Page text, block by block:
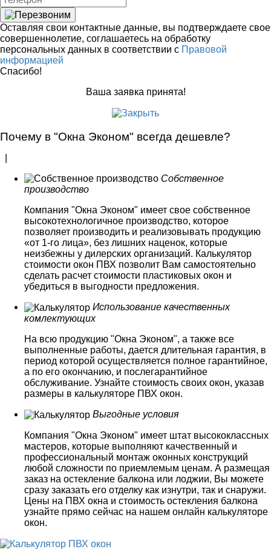
Оставляя свои контактные данные, вы подтверждаете свое
совершеннолетие, соглашаетесь на обработку
персональных данных в соответствии с Правовой
информацией
Спасибо!
Ваша заявка принята!
Почему в "Окна Эконом" всегда дешевле?
Собственное
производство
Компания "Окна Эконом" имеет свое собственное
высокотехнологичное производство, которое
позволяет производить и реализовывать продукцию
«от 1-го лица», без лишних наценок, которые
неизбежны у дилерских организаций. Калькулятор
стоимости окон ПВХ позволит Вам самостоятельно
сделать расчет стоимости пластиковых окон и
убедиться в выгодности предложения.
Использование качественных
комлектующих
На всю продукцию "Окна Эконом", а также все
выполненные работы, дается длительная гарантия, в
период которой осуществляется полное гарантийное,
а по его окончанию, и послегарантийное
обслуживание. Узнайте стоимость своих окон, указав
размеры в калькуляторе ПВХ окон.
Выгодные условия
Компания "Окна Эконом" имеет штат высококлассных
мастеров, которые выполняют качественный и
профессиональный монтаж оконных конструкций
любой сложности по приемлемым ценам. А размещая
заказ на остекление балкона или лоджии, Вы можете
сразу заказать его отделку как изнутри, так и снаружи.
Цены на ПВХ окна и стоимость остекления балкона
узнайте прямо сейчас на нашем онлайн калькуляторе
окон.